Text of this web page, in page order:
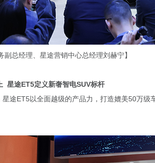
副总经理、星途营销中心总经理刘赫宁】
星途ET5定义新奢智电SUV标杆
星途ET5以全面越级的产品力，打造媲美50万级